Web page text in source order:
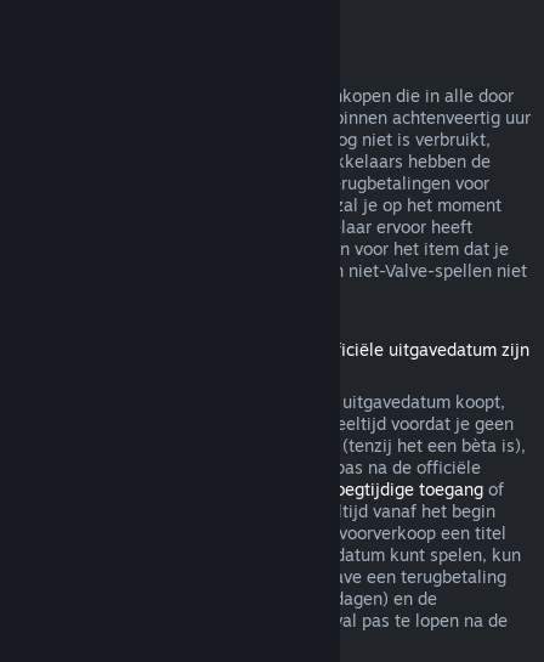
Steam biedt terugbetalingen aan voor aankopen die in alle door
Valve ontwikkelde spellen zijn gemaakt, binnen achtenveertig uur
na aankoop, zolang het item in het spel nog niet is verbruikt,
gewijzigd of overgedragen. Andere ontwikkelaars hebben de
mogelijkheid op deze voorwaarden ook terugbetalingen voor
items in hun spel in te schakelen. Steam zal je op het moment
van aankoop vertellen of de spelontwikkelaar ervoor heeft
gekozen om terugbetalingen aan te bieden voor het item dat je
koopt. Anders zijn aankopen in het spel in niet-Valve-spellen niet
Terugbetalingen voor titels die vóór de officiële uitgavedatum zijn
Als je een titel op Steam vóór de officiële uitgavedatum koopt,
geldt de limiet van maximaal twee uur speeltijd voordat je geen
recht meer hebt op een terugbetaling wel (tenzij het een bèta is),
maar de bedenktijd van 14 dagen begint pas na de officiële
Vroegtijdige toegangof
koopt, telt alle speeltijd vanaf het begin
mee voor de limiet van 2 uur. Als je in de voorverkoop een titel
koopt die je niet voor de officiële uitgavedatum kunt spelen, kun
je op ieder gewenst moment voor de uitgave een terugbetaling
aanvragen. De standaard bedenktijd (14 dagen) en de
speeltijdlimiet (2 uur) beginnen in dat geval pas te lopen na de